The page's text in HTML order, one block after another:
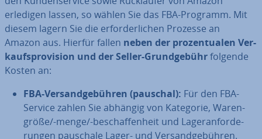
erledigen lassen, so wählen Sie das FBA-Programm. Mit
diesem lagern Sie die er­for­der­li­chen Prozesse an
Amazon aus. Hierfür fallen neben der pro­zen­tua­len Ver­
kaufs­pro­vi­si­on und der Seller-Grund­ge­bührfolgende
Kosten an:
FBA-Ver­sand­ge­büh­ren (pauschal): Für den FBA-
Service zahlen Sie abhängig von Kategorie, Wa­ren­
grö­ße/-menge/-be­schaf­fen­heit und La­ger­an­for­de­
run­gen pauschale Lager- und Ver­sand­ge­büh­ren.